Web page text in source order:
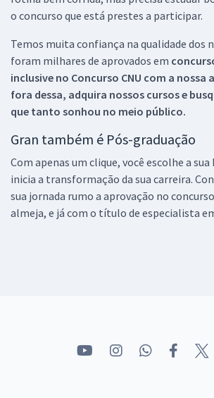
o concurso que está prestes a participar.
Temos muita confiança na qualidade dos
foram milhares de aprovados em
inclusive no Concurso CNU com a nossa
fora dessa, adquira nossos cursos e
que tanto sonhou no meio público.
Gran também é Pós-graduação
Com apenas um clique, você escolhe a
inicia a transformação da sua carreira.
sua jornada rumo a aprovação no
almeja, e já com o título de especialista